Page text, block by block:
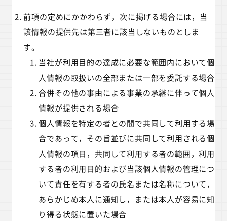
前項の定めにかかわらず，次に掲げる場合には，当
該情報の提供先は第三者に該当しないものとしま
す。
当社が利用目的の達成に必要な範囲内において個
人情報の取扱いの全部または一部を委託する場合
合併その他の事由による事業の承継に伴って個人
情報が提供される場合
個人情報を特定の者との間で共同して利用する場
合であって，その旨並びに共同して利用される個
人情報の項目，共同して利用する者の範囲，利用
する者の利用目的および当該個人情報の管理につ
いて責任を有する者の氏名または名称について，
あらかじめ本人に通知し，または本人が容易に知
り得る状態に置いた場合